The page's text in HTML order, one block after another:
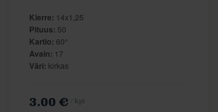
Kierre: 14x1,25
Pituus: 50
Kartio: 60°
Avain: 17
Väri: kirkas
3.00 €